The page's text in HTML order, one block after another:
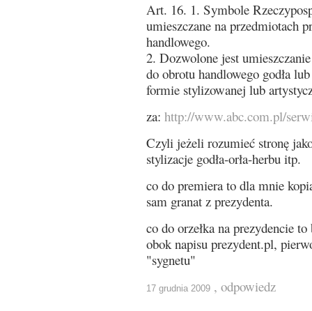
Art. 16. 1. Symbole
umieszczane na przedmiotach
handlowego.
2. Dozwolone jest
do obrotu handlowego godła
formie stylizowanej lub
za: http://www.abc.com.pl/
Czyli jeżeli rozumieć stronę
stylizacje godła-orła-herbu itp.
co do premiera to dla mnie
sam granat z prezydenta.
co do orzełka na prezydencie
obok napisu prezydent.pl,
"sygnetu"
17 grudnia 2009 , odpowiedz